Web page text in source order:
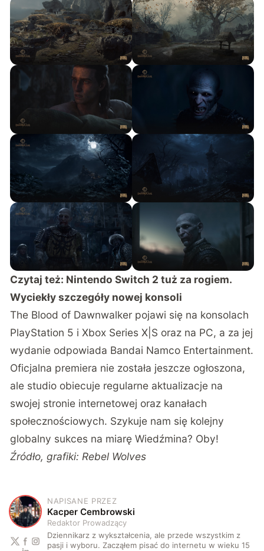
Czytaj też: Nintendo Switch 2 tuż za rogiem.
Wyciekły szczegóły nowej konsoli
The Blood of Dawnwalker pojawi się na konsolach
PlayStation 5 i Xbox Series X|S oraz na PC, a za jej
wydanie odpowiada Bandai Namco Entertainment.
Oficjalna premiera nie została jeszcze ogłoszona,
ale studio obiecuje regularne aktualizacje na
swojej stronie internetowej oraz kanałach
społecznościowych. Szykuje nam się kolejny
globalny sukces na miarę Wiedźmina? Oby!
Źródło, grafiki: Rebel Wolves
K
NAPISANE PRZEZ
Kacper Cembrowski
Redaktor Prowadzący
Dziennikarz z wykształcenia, ale przede wszystkim z
pasji i wyboru. Zacząłem pisać do internetu w wieku 15